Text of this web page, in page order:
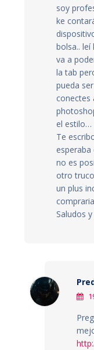
soy
ke
bolsa.. leí
va a
la tab
pueda
conectes
el estilo…
Te
no es
otro
un plus
Saludos